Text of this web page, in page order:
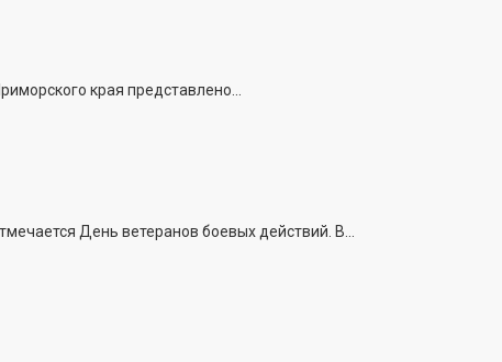
края представлено...
День ветеранов боевых действий. В...